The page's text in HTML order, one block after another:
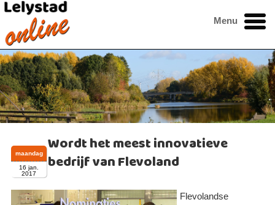
Menu
Wordt het meest innovatieve
bedrijf van Flevoland
maandag
16 jan.
2017
Flevolandse